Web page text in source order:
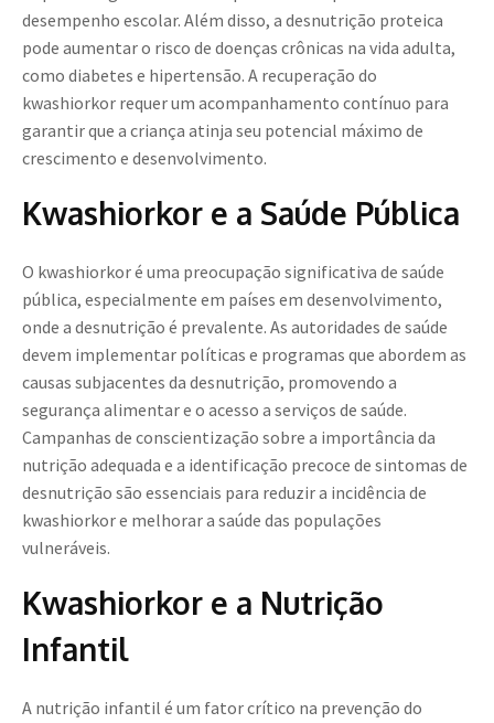
desempenho escolar. Além disso, a desnutrição proteica
pode aumentar o risco de doenças crônicas na vida adulta,
como diabetes e hipertensão. A recuperação do
kwashiorkor requer um acompanhamento contínuo para
garantir que a criança atinja seu potencial máximo de
crescimento e desenvolvimento.
Kwashiorkor e a Saúde Pública
O kwashiorkor é uma preocupação significativa de saúde
pública, especialmente em países em desenvolvimento,
onde a desnutrição é prevalente. As autoridades de saúde
devem implementar políticas e programas que abordem as
causas subjacentes da desnutrição, promovendo a
segurança alimentar e o acesso a serviços de saúde.
Campanhas de conscientização sobre a importância da
nutrição adequada e a identificação precoce de sintomas de
desnutrição são essenciais para reduzir a incidência de
kwashiorkor e melhorar a saúde das populações
vulneráveis.
Kwashiorkor e a Nutrição
Infantil
A nutrição infantil é um fator crítico na prevenção do